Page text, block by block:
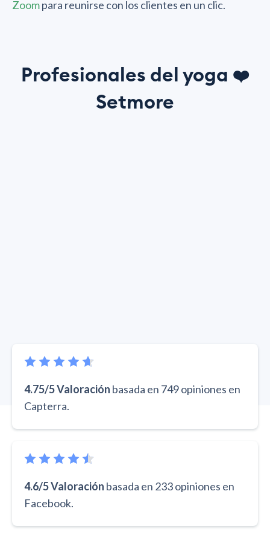
Zoompara reunirse con los clientes en un clic.
Profesionales del yoga ❤️
Setmore
4.75/5 Valoración basada en 749 opiniones en
Capterra.
4.6/5 Valoración basada en 233 opiniones en
Facebook.